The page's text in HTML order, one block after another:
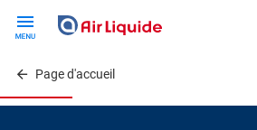
contentPage d'accueil